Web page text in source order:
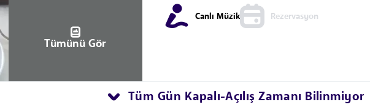
Tümünü Gör
Canlı Müzik Rezervasyon
Tüm Gün Kapalı-Açılış Zamanı Bilinmiyor